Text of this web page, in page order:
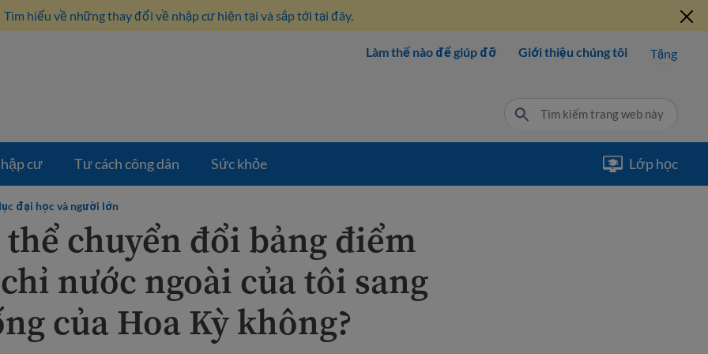
Tìm hiểu về những thay đổi về nhập cư hiện tại và sắp tới tại đây.
Làm thế nào để giúp đỡ Giới thiệu chúng tôi Tặng
cư Tư cách công dân Sức khỏe Lớp học
đại học và người lớn
thể chuyển đổi bảng điểm
nước ngoài của tôi sang
của Hoa Kỳ không?